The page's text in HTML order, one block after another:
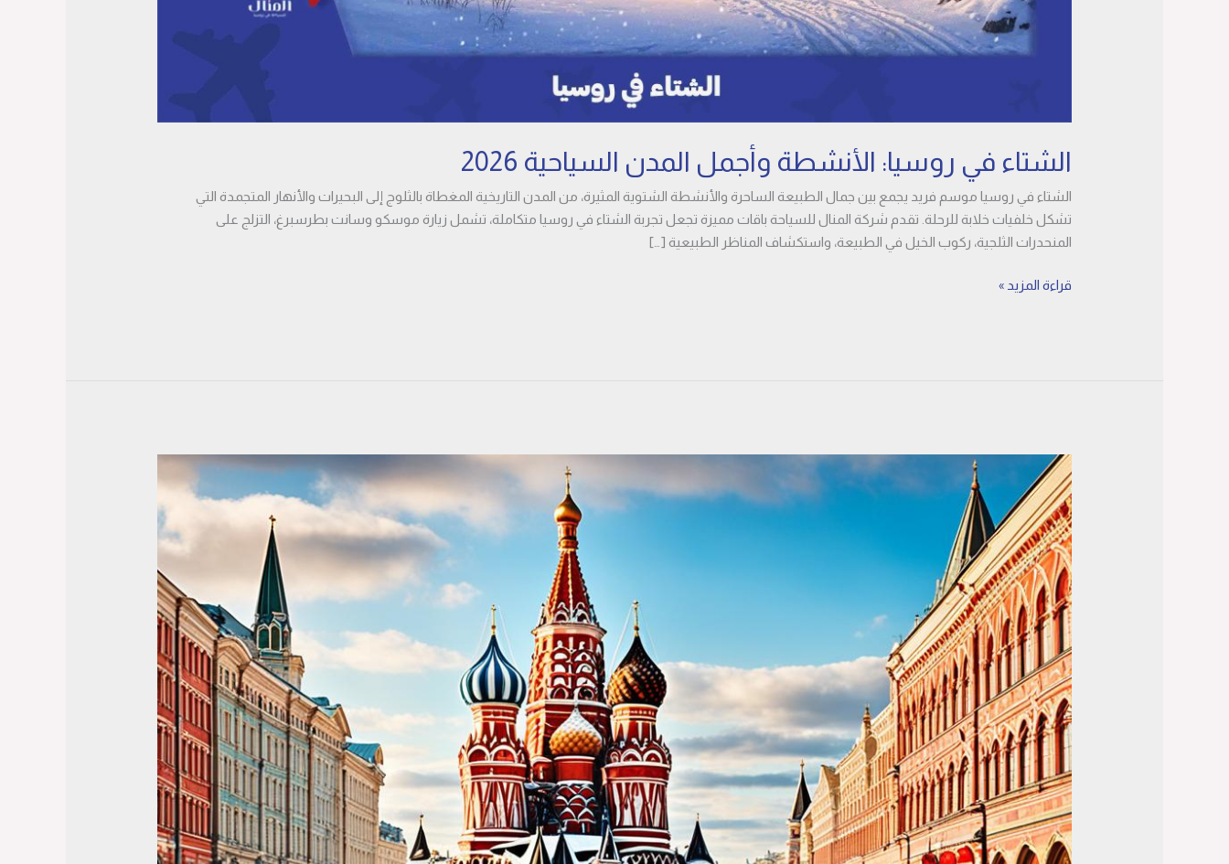
الشتاء في روسيا: الأنشطة وأجمل المدن السياحية 2026
الشتاء في روسيا موسم فريد يجمع بين جمال الطبيعة الساحرة والأنشطة الشتوية المثيرة، من المدن التاريخية المغطاة بالثلوج إلى البحيرات والأنهار المتجمدة التي
تشكل خلفيات خلابة للرحلة. تقدم شركة المنال للسياحة باقات مميزة تجعل تجربة الشتاء في روسيا متكاملة، تشمل زيارة موسكو وسانت بطرسبرغ، التزلج على
المنحدرات الثلجية، ركوب الخيل في الطبيعة، واستكشاف المناظر الطبيعية […]
قراءة المزيد »
السياحة
في
روسيا
في
الشتاء